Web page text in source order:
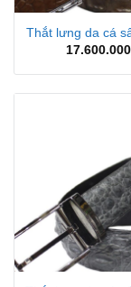
Thắt lưng da cá
17.600.000